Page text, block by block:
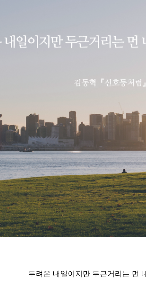
두려운 내일이지만 두근거리는 먼